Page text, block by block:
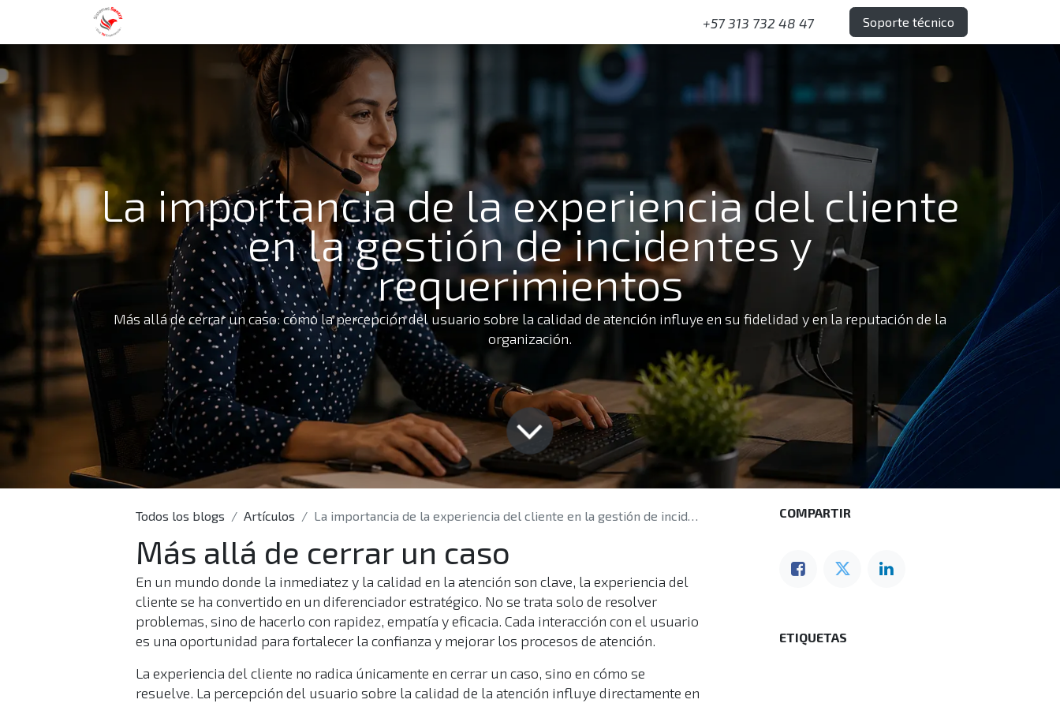
+57 313 732 48 47 Soporte técnico
La importancia de la experiencia del cliente
en la gestión de incidentes y
requerimientos
Más allá de cerrar un caso: cómo la percepción del usuario sobre la calidad de atención influye en su fidelidad y en la reputación de la
organización.
Todos los blogs Artículos La importancia de la experiencia del cliente en la gestión de incidentes y requerimientos
Más allá de cerrar un caso
En un mundo donde la inmediatez y la calidad en la atención son clave, la experiencia del
cliente se ha convertido en un diferenciador estratégico. No se trata solo de resolver
problemas, sino de hacerlo con rapidez, empatía y eficacia. Cada interacción con el usuario
es una oportunidad para fortalecer la confianza y mejorar los procesos de atención.
La experiencia del cliente no radica únicamente en cerrar un caso, sino en cómo se
resuelve. La percepción del usuario sobre la calidad de la atención influye directamente en
COMPARTIR
ETIQUETAS